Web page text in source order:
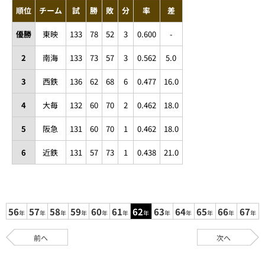
順位 チーム 試 勝 敗 分 率 差
優勝 東映 133 78 52 3 0.600 -
2 南海 133 73 57 3 0.562 5.0
3 西鉄 136 62 68 6 0.477 16.0
4 大毎 132 60 70 2 0.462 18.0
5 阪急 131 60 70 1 0.462 18.0
6 近鉄 131 57 73 1 0.438 21.0
56年 57年 58年 59年 60年 61年 62年 63年 64年 65年 66年 67年
前へ 次へ